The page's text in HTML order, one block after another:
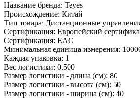
Название бренда: Teyes
Происхождение: Китай
Тип товара: Дистанционные
Сертификация: Европейский
Сертификация: EAC
Минимальная единица измерения:
Каждая упаковка: 1
Вес логистики: 0.500
Размер логистики - длина (см): 80
Размер логистики - высота (см): 50
Размер логистики - ширина (см): 40